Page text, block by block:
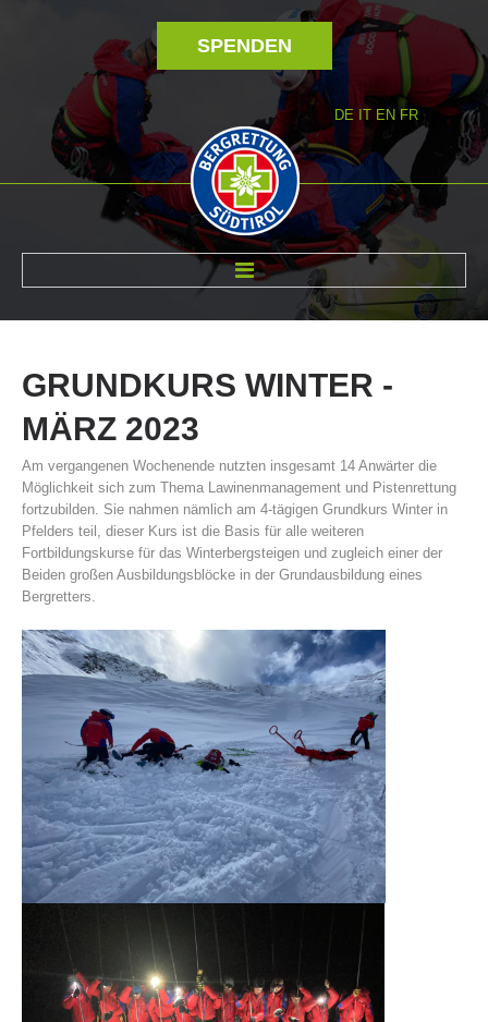
SPENDEN
DE IT EN FR
Vereinsgeschichte
GRUNDKURS WINTER -
MÄRZ 2023
Am vergangenen Wochenende nutzten insgesamt 14 Anwärter die
Möglichkeit sich zum Thema Lawinenmanagement und Pistenrettung
fortzubilden. Sie nahmen nämlich am 4-tägigen Grundkurs Winter in
Pfelders teil, dieser Kurs ist die Basis für alle weiteren
Fortbildungskurse für das Winterbergsteigen und zugleich einer der
Beiden großen Ausbildungsblöcke in der Grundausbildung eines
Bergretters.